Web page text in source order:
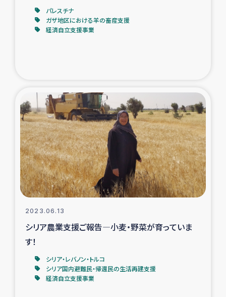
パレスチナ
ガザ地区における羊の畜産支援
経済自立支援事業
2023.06.13
シリア農業支援ご報告―小麦・野菜が育っていま
す！
シリア・レバノン・トルコ
シリア国内避難民・帰還民の生活再建支援
経済自立支援事業